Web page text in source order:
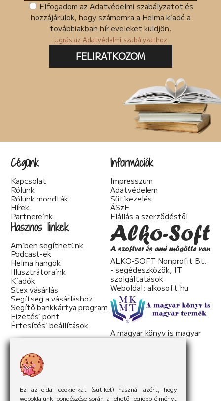
Ez az oldal cookie-kat (sütiket) használ azért, hogy
weboldalunk böngészése során a lehető legjobb élményt
Elfogadom az Adatvédelmi szabályzatot és
hozzájárulok, hogy számomra a Helma kiadó a
továbbiakban hírleveleket küldjön.
Ugrás az Adatvédelmi szabályzathoz
FELIRATKOZOM
Cégünk
Kapcsolat
Rólunk
Rólunk mondták
Hírek
Partnereink
Információk
Impresszum
Adatvédelem
Sütikezelés
ÁSzF
Elállás a szerződéstől
Hasznos linkek
Amiben segíthetünk
Podcast-ek
Helma hangok
Illusztrátoraink
Kiadók
Stex vásárlás
Segítség a vásárláshoz
Segítő bankkártya program
Fizetési pont
Értesítési beállítások
ALKO-SOFT Nonprofit Bt.
- segédeszközök, IT
szolgáltatások
Weboldal: alkosoft.hu
A magyar könyv is magyar
termék